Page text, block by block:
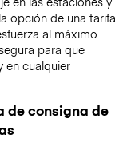
opción de una tarifa
al máximo
para que
en cualquier
de consigna de